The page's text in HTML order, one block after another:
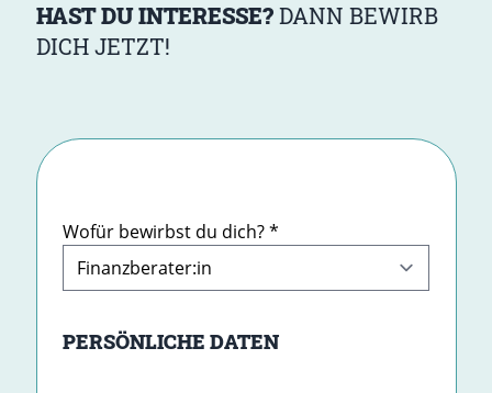
HAST DU INTERESSE?DANN BEWIRB
DICH JETZT!
Wofür bewirbst du dich?*
PERSÖNLICHE DATEN